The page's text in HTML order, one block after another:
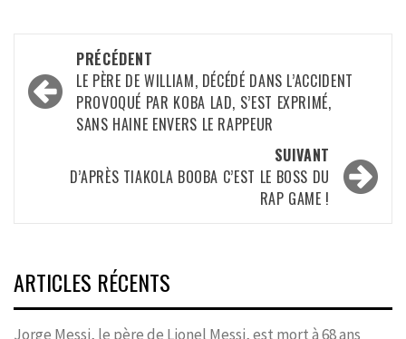
Navigation
d’article
PRÉCÉDENT
LE PÈRE DE WILLIAM, DÉCÉDÉ DANS L’ACCIDENT
PROVOQUÉ PAR KOBA LAD, S’EST EXPRIMÉ,
SANS HAINE ENVERS LE RAPPEUR
SUIVANT
D’APRÈS TIAKOLA BOOBA C’EST LE BOSS DU
RAP GAME !
ARTICLES RÉCENTS
Jorge Messi, le père de Lionel Messi, est mort à 68 ans